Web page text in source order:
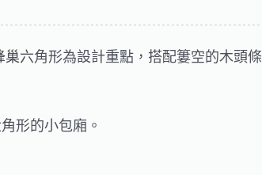
六角形為設計重點，搭配簍空的木頭條
形的小包廂。